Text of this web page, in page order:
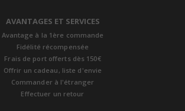
AVANTAGES ET SERVICES
Avantage à la 1ère commande
Fidélité récompensée
Frais de port offerts dès 150€
Offrir un cadeau, liste d'envie
Commander à l'étranger
Effectuer un retour